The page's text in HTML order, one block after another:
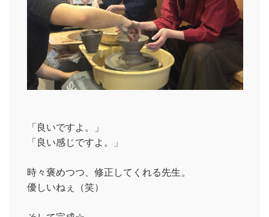
「良いですよ。」
「良い感じですよ。」
時々褒めつつ、修正してくれる先生。
優しいねぇ（笑）